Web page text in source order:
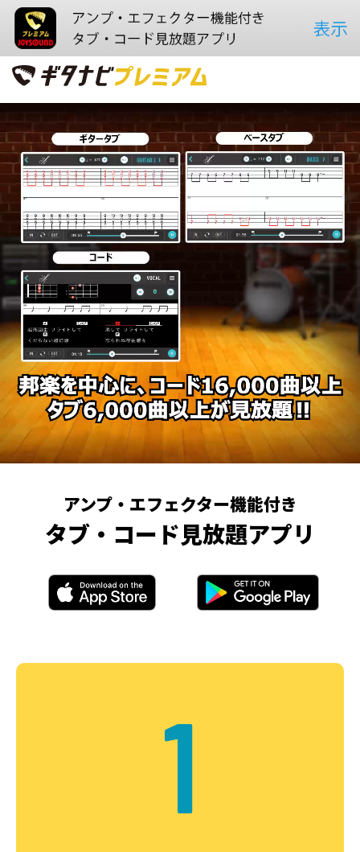
アンプ・エフェクター機能付き
タブ・コード見放題アプリ
1